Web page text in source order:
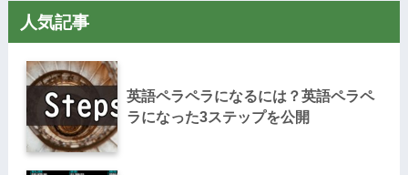
人気記事
英語ペラペラになるには？英語ペラペ
ラになった3ステップを公開